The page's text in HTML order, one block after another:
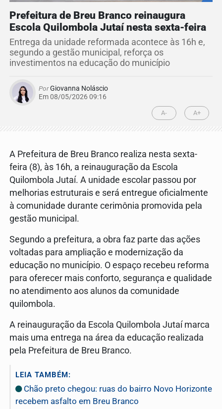
Prefeitura de Breu Branco reinaugura
Escola Quilombola Jutaí nesta sexta-feira
Entrega da unidade reformada acontece às 16h e,
segundo a gestão municipal, reforça os
investimentos na educação do município
PorGiovanna Noláscio
Em 08/05/2026 09:16
A- A+
A Prefeitura de Breu Branco realiza nesta sexta-
feira (8), às 16h, a reinauguração da Escola
Quilombola Jutaí. A unidade escolar passou por
melhorias estruturais e será entregue oficialmente
à comunidade durante cerimônia promovida pela
gestão municipal.
Segundo a prefeitura, a obra faz parte das ações
voltadas para ampliação e modernização da
educação no município. O espaço recebeu reforma
para oferecer mais conforto, segurança e qualidade
no atendimento aos alunos da comunidade
quilombola.
A reinauguração da Escola Quilombola Jutaí marca
mais uma entrega na área da educação realizada
pela Prefeitura de Breu Branco.
LEIA TAMBÉM:
Chão preto chegou: ruas do bairro Novo Horizonte
recebem asfalto em Breu Branco